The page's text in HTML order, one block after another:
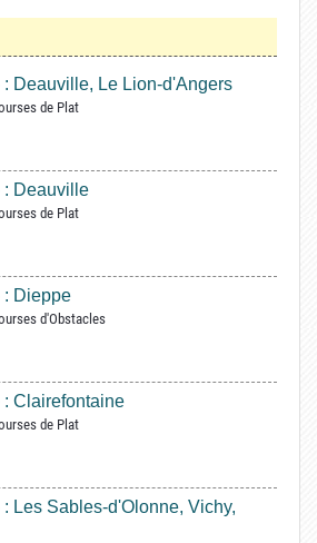
: Deauville, Le Lion-d'Angers
de Plat
: Deauville
de Plat
: Dieppe
d'Obstacles
: Clairefontaine
de Plat
Les Sables-d'Olonne, Vichy,